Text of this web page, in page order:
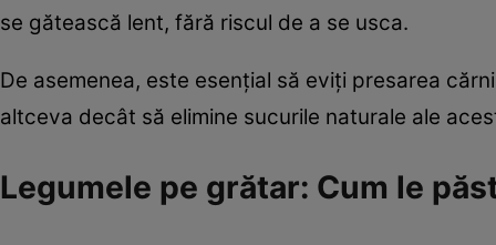
se gătească lent, fără riscul de a se usca.
De asemenea, este esențial să eviți presarea
altceva decât să elimine sucurile naturale ale
Legumele pe grătar: Cum le